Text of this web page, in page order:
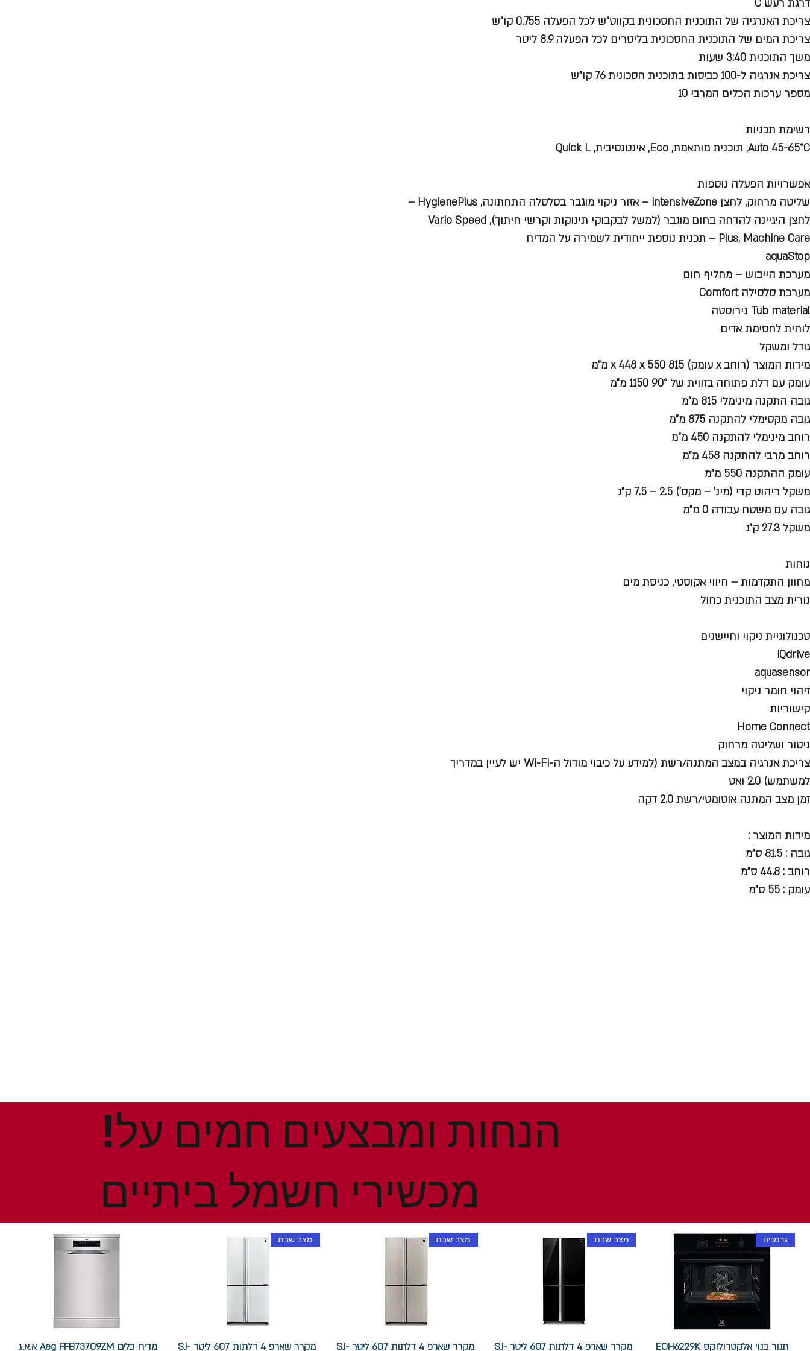
דרגת רעש C
צריכת האנרגיה של התוכנית החסכונית בקווט"ש לכל הפעלה 0.755 קו"ש
צריכת המים של התוכנית החסכונית בליטרים לכל הפעלה 8.9 ליטר
משך התוכנית 3:40 שעות
צריכת אנרגיה ל-100 כביסות בתוכנית חסכונית 76 קו"ש
מספר ערכות הכלים המרבי 10
רשימת תכניות
Auto 45-65°C, תוכנית מותאמת, Eco, אינטנסיבית, Quick L
אפשרויות הפעלה נוספות
שליטה מרחוק, לחצן intensiveZone – אזור ניקוי מוגבר בסלסלה התחתונה, HygienePlus –
לחצן היגיינה להדחה בחום מוגבר (למשל לבקבוקי תינוקות וקרשי חיתוך), Vario Speed
Plus, Machine Care – תכנית נוספת ייחודית לשמירה על המדיח
aquaStop
מערכת הייבוש – מחליף חום
מערכת סלסילה Comfort
Tub material נירוסטה
לוחית לחסימת אדים
גודל ומשקל
מידות המוצר (רוחב x עומק) 815 x 448 x 550 מ"מ
עומק עם דלת פתוחה בזווית של 90° 1150 מ"מ
גובה התקנה מינימלי 815 מ"מ
גובה מקסימלי להתקנה 875 מ"מ
רוחב מינימלי להתקנה 450 מ"מ
רוחב מרבי להתקנה 458 מ"מ
עומק ההתקנה 550 מ"מ
משקל ריהוט קדי (מינ' – מקס') 2.5 – 7.5 ק"ג
גובה עם משטח עבודה 0 מ"מ
משקל 27.3 ק"ג
נוחות
מחוון התקדמות – חיווי אקוסטי, כניסת מים
נורית מצב התוכנית כחול
טכנולוגיית ניקוי וחיישנים
iQdrive
aquasensor
זיהוי חומר ניקוי
קישוריות
Home Connect
ניטור ושליטה מרחוק
צריכת אנרגיה במצב המתנה/רשת (למידע על כיבוי מודול ה-Wi-Fi יש לעיין במדריך
למשתמש) 2.0 ואט
זמן מצב המתנה אוטומטי/רשת 2.0 דקה
מידות המוצר :
גובה : 81.5 ס"מ
רוחב : 44.8 ס"מ
עומק : 55 ס"מ
גרמניה
תנור בנוי אלקטרולוקס EOH6229K
מצב שבת
מקרר שארפ 4 דלתות 607 ליטר SJ-
מצב שבת
מקרר שארפ 4 דלתות 607 ליטר SJ-
מצב שבת
מקרר שארפ 4 דלתות 607 ליטר SJ- מדיח כלים Aeg FFB73709ZM א.א.ג
!הנחות ומבצעים חמים על
מכשירי חשמל ביתיים